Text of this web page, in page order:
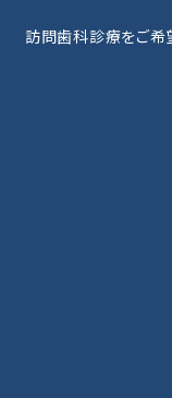
訪問歯科診療をご希